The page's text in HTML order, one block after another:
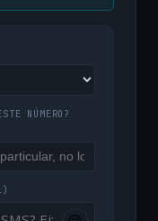
NÚMERO?